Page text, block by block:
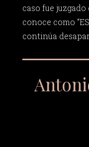
caso fue juzgado
conoce como
continúa